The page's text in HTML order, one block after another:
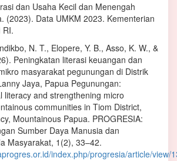
dan Usaha Kecil dan Menengah
(2023). Data UMKM 2023. Kementerian
RI.
N. T., Elopere, Y. B., Asso, K. W., &
Peningkatan literasi keuangan dan
masyarakat pegunungan di Distrik
Jaya, Papua Pegunungan:
literacy and strengthening micro
communities in Tiom District,
Mountainous Papua. PROGRESIA:
Sumber Daya Manusia dan
Masyarakat, 1(2), 33–42.
index.php/progresia/article/view/